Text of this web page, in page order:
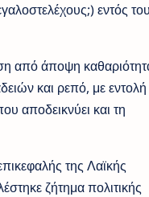
εντός του
από άποψη
και ρεπό, με εντολή
αποδεικνύει και τη
της Λαϊκής
ζήτημα πολιτικής